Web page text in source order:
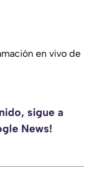
en vivo de
sigue a
News!